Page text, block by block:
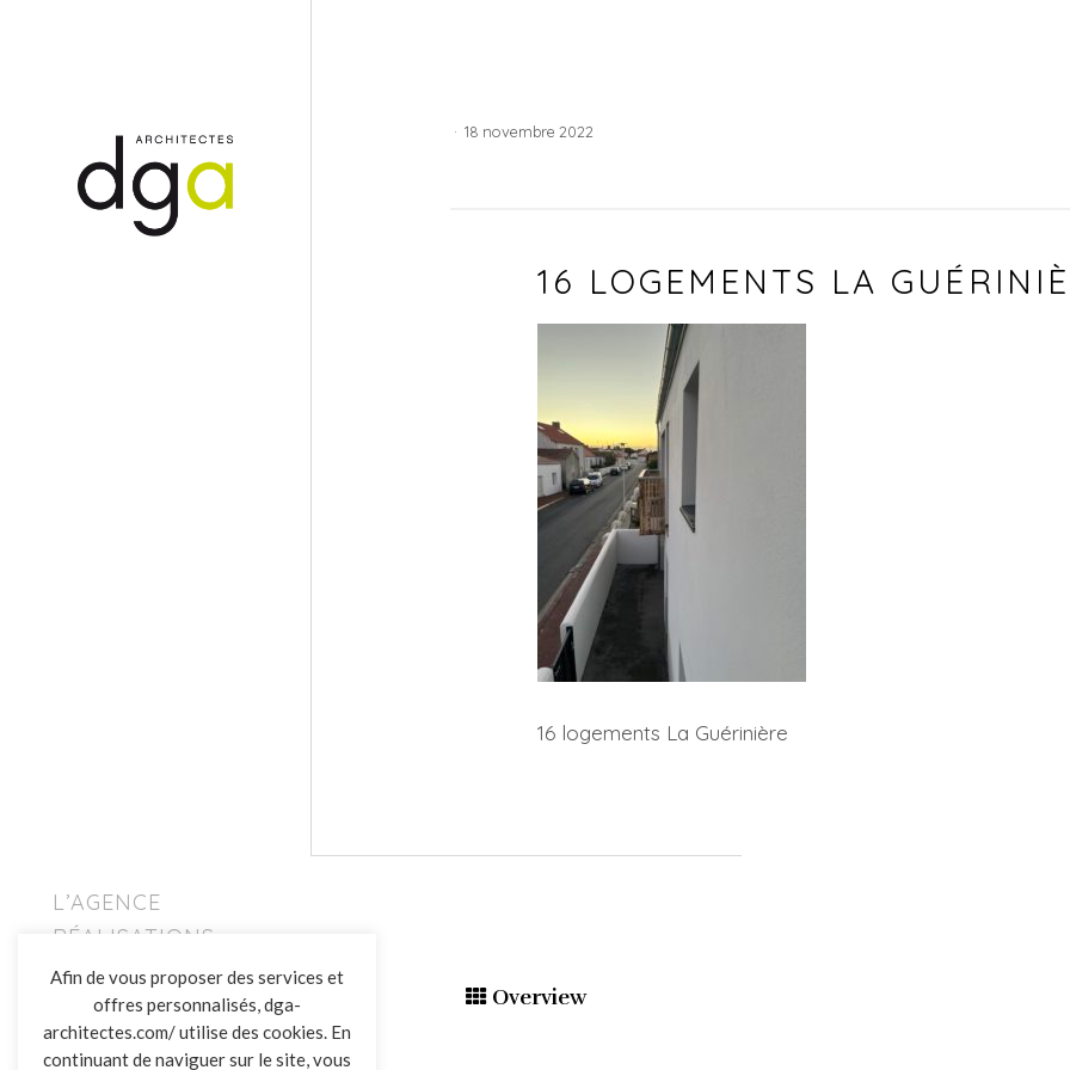
L’AGENCE
RÉALISATIONS
ACTUALITÉS
CONTACT
· 18 novembre 2022
16 LOGEMENTS LA
16 logements La Guérinière
Overview
Afin de vous proposer des services et
offres personnalisés, dga-
architectes.com/ utilise des cookies. En
continuant de naviguer sur le site, vous